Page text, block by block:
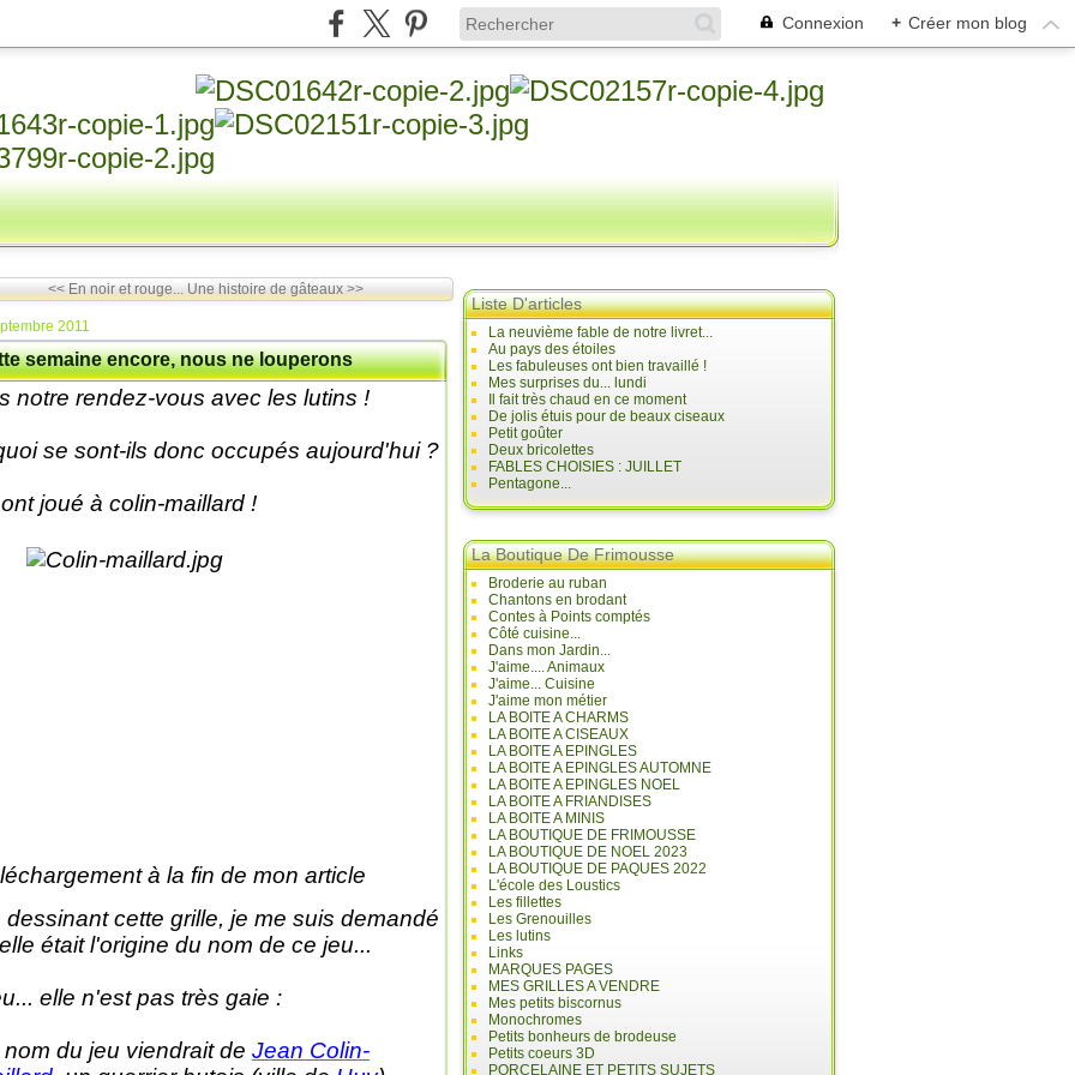
Connexion + Créer mon blog
<< En noir et rouge... Une histoire de gâteaux >>
2011
semaine encore, nous ne louperons
notre rendez-vous avec les lutins !
se sont-ils donc occupés aujourd'hui ?
joué à colin-maillard !
à la fin de mon article
dessinant cette grille, je me suis demandé
était l'origine du nom de ce jeu...
elle n'est pas très gaie :
du jeu viendrait de Jean Colin-
Liste D'articles
La neuvième fable de notre livret...
Au pays des étoiles
Les fabuleuses ont bien travaillé !
Mes surprises du... lundi
Il fait très chaud en ce moment
De jolis étuis pour de beaux ciseaux
Petit goûter
Deux bricolettes
FABLES CHOISIES : JUILLET
Pentagone...
La Boutique De Frimousse
Broderie au ruban
Chantons en brodant
Contes à Points comptés
Côté cuisine...
Dans mon Jardin...
J'aime.... Animaux
J'aime... Cuisine
J'aime mon métier
LA BOITE A CHARMS
LA BOITE A CISEAUX
LA BOITE A EPINGLES
LA BOITE A EPINGLES AUTOMNE
LA BOITE A EPINGLES NOEL
LA BOITE A FRIANDISES
LA BOITE A MINIS
LA BOUTIQUE DE FRIMOUSSE
LA BOUTIQUE DE NOEL 2023
LA BOUTIQUE DE PAQUES 2022
L'école des Loustics
Les fillettes
Les Grenouilles
Les lutins
Links
MARQUES PAGES
MES GRILLES A VENDRE
Mes petits biscornus
Monochromes
Petits bonheurs de brodeuse
Petits coeurs 3D
PORCELAINE ET PETITS SUJETS